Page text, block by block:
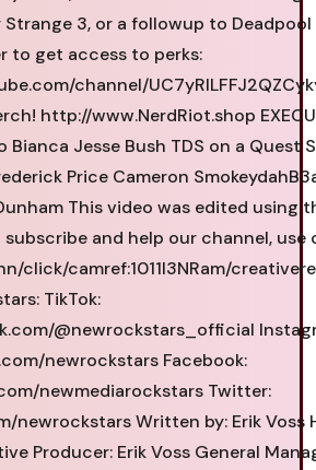
3, or a followup to Deadpool
to get access to perks:
channel/
http://www.NerdRiot.shop
Bianca Jesse Bush TDS on a
Price Cameron
This video was edited using
subscribe and help our channel, use
click/camref:1011l3NRam/
TikTok:
@newrockstars_official
newrockstars Facebook:
newmediarockstars Twitter:
newrockstars Written by: Erik Voss
Producer: Erik Voss General